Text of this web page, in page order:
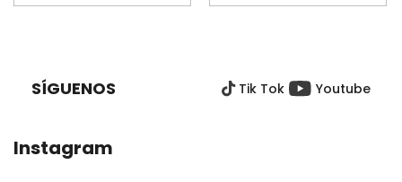
SÍGUENOS Tik Tok Youtube
Instagram